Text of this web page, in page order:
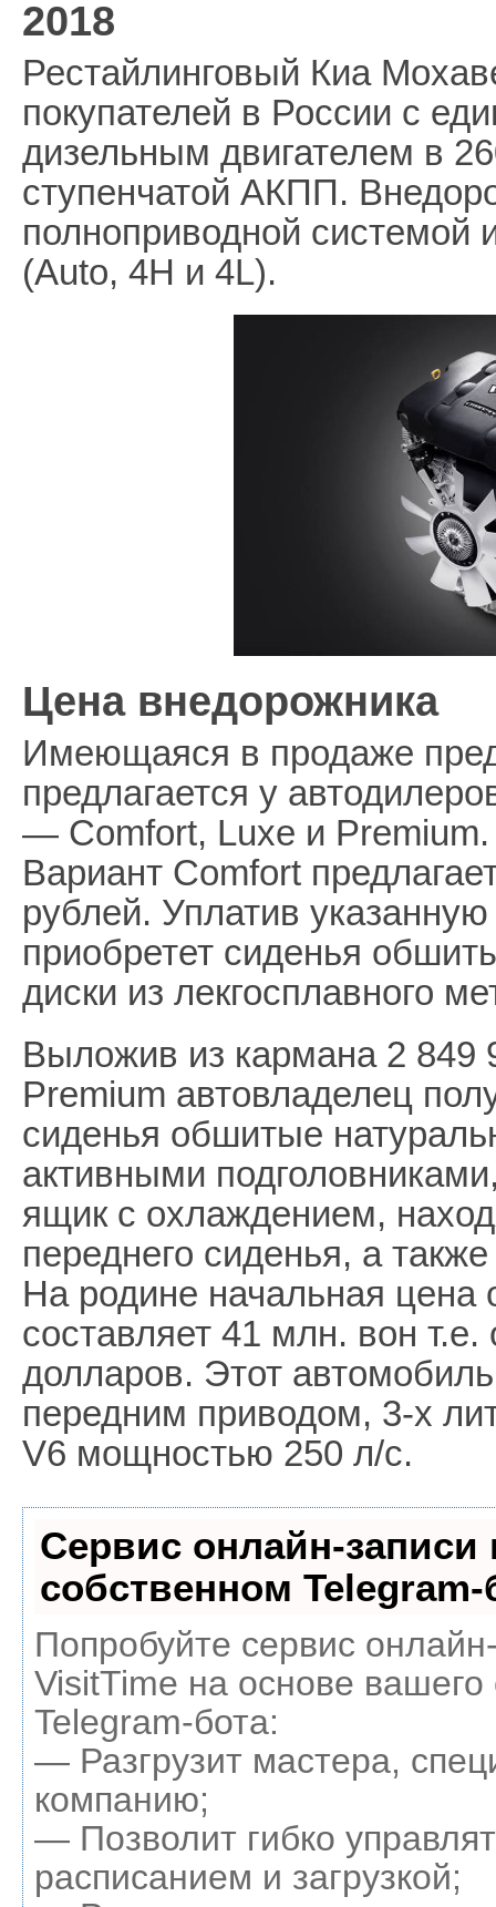
2018
Рестайлинговый Киа
покупателей в России с
дизельным двигателем в
ступенчатой АКПП.
полноприводной системой
(Auto, 4H и 4L).
Цена внедорожника
Имеющаяся в продаже
предлагается у
— Comfort, Luxe и Premium.
Вариант Comfort
рублей. Уплатив
приобретет сиденья
диски из лекгосплавного
Выложив из кармана 2 849
Premium автовладелец
сиденья обшитые
активными
ящик с охлаждением,
переднего сиденья, а
На родине начальная цена
составляет 41 млн. вон
долларов. Этот
передним приводом, 3-х
V6 мощностью 250 л/с.
Сервис онлайн-записи
собственном Telegram-
Попробуйте сервис
VisitTime на основе вашего
Telegram-бота:
— Разгрузит мастера,
компанию;
— Позволит гибко
расписанием и загрузкой;